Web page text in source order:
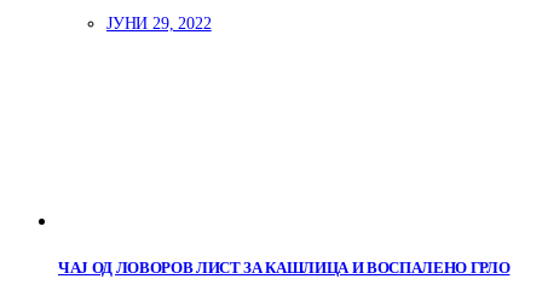
ЈУНИ 29, 2022
ЧАЈ ОД ЛОВОРОВ ЛИСТ ЗА КАШЛИЦА И ВОСПАЛЕНО ГРЛО